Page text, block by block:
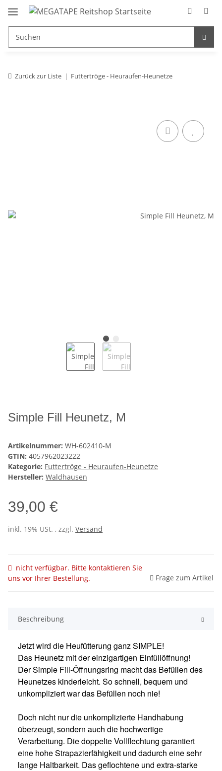
Zurück zur Liste Futtertröge - Heuraufen-Heunetze
Simple Fill Heunetz, M
Artikelnummer: WH-602410-M
GTIN: 4057962023222
Kategorie: Futtertröge - Heuraufen-Heunetze
Hersteller: Waldhausen
39,00 €
inkl. 19% USt. , zzgl. Versand
nicht verfügbar. Bitte kontaktieren Sie
uns vor Ihrer Bestellung.
Frage zum Artikel
Beschreibung
Jetzt wird die Heufütterung ganz SIMPLE!
Das Heunetz mit der einzigartigen Einfüllöffnung!
Der Simple Fill-Öffnungsring macht das Befüllen des
Heunetzes kinderleicht. So schnell, bequem und
unkompliziert war das Befüllen noch nie!
Doch nicht nur die unkomplizierte Handhabung
überzeugt, sondern auch die hochwertige
Verarbeitung. Die doppelte Vollflechtung garantiert
eine hohe Strapazierfähigkeit und dadurch eine sehr
lange Haltbarkeit. Das geflochtene und extra-starke